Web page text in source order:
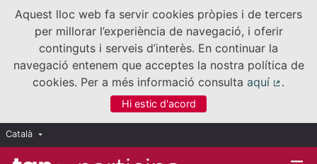
Aquest lloc web fa servir cookies pròpies i de tercers
per millorar l’experiència de navegació, i oferir
continguts i serveis d’interès. En continuar la
navegació entenem que acceptes la nostra política de
cookies. Per a més informació consulta aquí
.
Hi estic d'acord
Català Triar la llengua